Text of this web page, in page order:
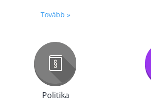
Tovább »
Politika